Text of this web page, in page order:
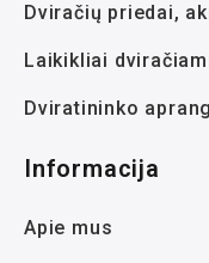
Dviračių priedai,
Laikikliai
Dviratininko
Informacija
Apie mus